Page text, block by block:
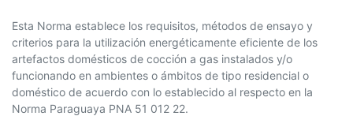
Esta Norma establece los requisitos, métodos de ensayo y
criterios para la utilización energéticamente eficiente de los
artefactos domésticos de cocción a gas instalados y/o
funcionando en ambientes o ámbitos de tipo residencial o
doméstico de acuerdo con lo establecido al respecto en la
Norma Paraguaya PNA 51 012 22.